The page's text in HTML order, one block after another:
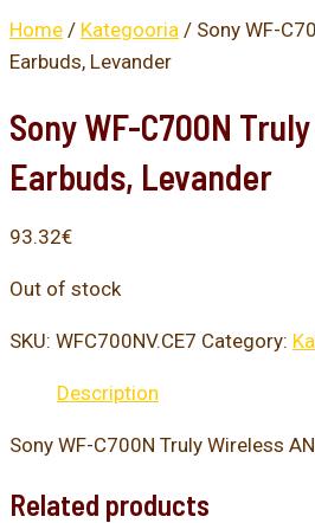
Home / Kategooria / Sony WF-
Earbuds, Levander
Sony WF-C700N
Earbuds, Levander
93.32€
Out of stock
SKU: WFC700NV.CE7 Category:
Description
Sony WF-C700N Truly Wireless
Related products